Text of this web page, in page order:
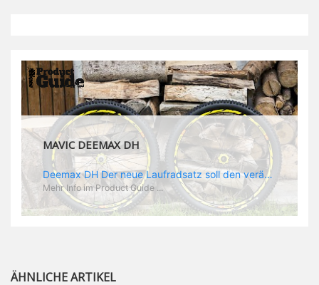
MAVIC DEEMAX DH
Deemax DH Der neue Laufradsatz soll den veränderten Ansprüchen im Downhill Einsatz gerecht werden: die Geschwindigkeiten werden immer höher, die Kräfte, die aufs Material wirken ebenfalls. Damit steigen natürlich auch die Ansprüche der Fahrer ans Material. Das einzige, was eventuell niedriger wird, ist der Reifendruck. Somit ergibt sich der Anforderungskatalog an das Deemax-Update. Hier ist das Ergebnis: - der Laufradsatz bekam eine neue Felge mit 28 mm Innenbreite. Laut Scott Sharples ist das der beste Kompromiss aus Stabilität, Gewicht und Steifigkeit, vor allem aber passt diese Breite am besten zu den Reifen, die aktuell auf dem Markt sind und im Renneinsatz gefahren werden. Es gehe auch breite und schmaler, 28 mm hätten sich aber im Test als Optimum herausgestellt. - mit einem 4D-Fertigungsprozess wurde die Materialverteilung optimiert: Stabilität dort, wo sie erforderlich ist, Gewichtsersparnis da, wo es Sinn macht. Somit gibt Mavic eine GGewichtsersparnis von 15 % an, ohne an Stabilität einzubüßen - neue, ultraleichte „double butted“ Speichen und ein super effizienter Freilauf - Mavics bewährtes UST System für perfekte Kompatibilität mit Tubeless Reifen - Gewicht (Laufradset): 1944 g)
Mehr Info im Product Guide ...
ÄHNLICHE ARTIKEL